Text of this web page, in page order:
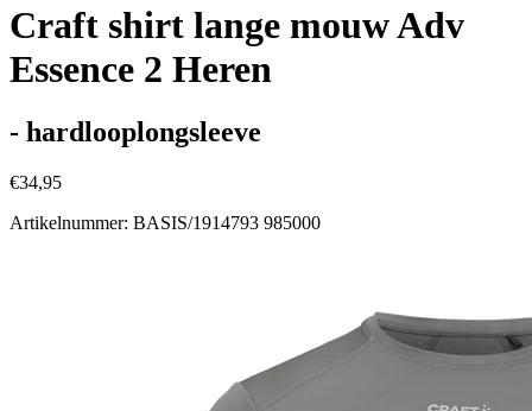
Craft shirt lange mouw Adv
Essence 2 Heren
- hardlooplongsleeve
€34,95
Artikelnummer: BASIS/1914793 985000